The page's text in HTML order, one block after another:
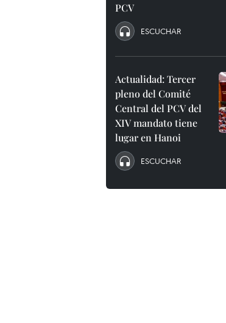
PCV
ESCUCHAR
Actualidad: Tercer
pleno del Comité
Central del PCV del
XIV mandato tiene
lugar en Hanoi
ESCUCHAR